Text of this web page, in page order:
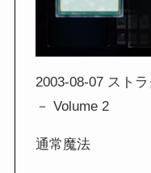
2003-08-07 スト
－ Volume 2
通常魔法